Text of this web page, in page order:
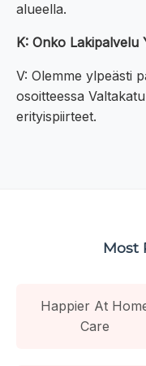
alueella.
K: Onko Lakipalvelu
V: Olemme ylpeästi
osoitteessa
erityispiirteet.
Most
Happier At
Care